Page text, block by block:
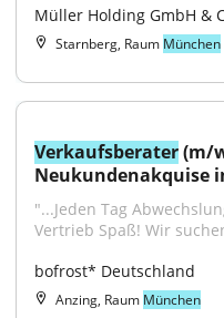
Müller Holding GmbH &
Starnberg, Raum München
Verkaufsberater (m/
Neukundenakquise
"...Jeden Tag
Vertrieb Spaß! Wir
bofrost* Deutschland
Anzing, Raum München